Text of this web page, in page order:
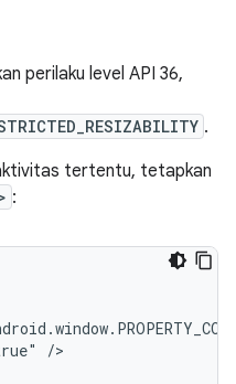
perilaku level API 36,
.
tertentu, tetapkan
: